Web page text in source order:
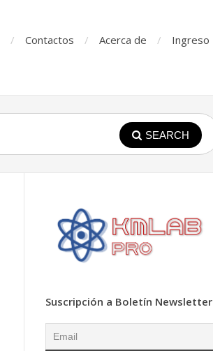
Contactos Acerca de Ingreso
SEARCH
Suscripción a Boletín Newsletter